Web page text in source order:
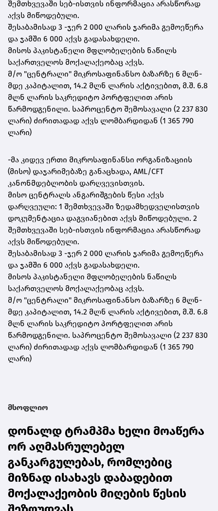
შემთხვევაში სებ-ისთვის ინფორმაცია არასწორად
აქვს მიწოდებული.
შესაბამისად 3 -ჯერ 2 000 ლარის ჯარიმა გემოეწერა
და ჯამში 6 000 აქვს გადასახდელი.
მისოს პაკისტანელი მფლობელების ნაწილს
საქართველოს მოქალაქეობაც აქვს.
მ/ო "ცენტრალი" მიკროსაფინანსო ბაზარზე 6 მლნ-
მდე კაპიტალით, 14.2 მლნ ლარის აქტივებით, მ.შ. 6.8
მლნ ლარის საკრედიტო პორტფელით არის
წარმოდგენილი. საპროცენტო შემოსავალი (2 237 830
ლარი) ძირითადად აქვს ლომბარდიდან (1 365 790
ლარი)
-მა კიდევ ერთი მიკროსაფინანსი ორგანიზაციის
(მისო) დაჯარიმებაზე განაცხადა, AML/CFT
კანონმდებლობის დარღვევისთვის.
მისო ცენტრალს ანგარიშგების წესი აქვს
დარღვეული: 1 შემთხვევაში ზედამხედველისთვის
დოკუმენტაცია დაგვიანებით აქვს მიწოდებული. 2
შემთხვევაში სებ-ისთვის ინფორმაცია არასწორად
აქვს მიწოდებული.
შესაბამისად 3 -ჯერ 2 000 ლარის ჯარიმა გემოეწერა
და ჯამში 6 000 აქვს გადასახდელი.
მისოს პაკისტანელი მფლობელების ნაწილს
საქართველოს მოქალაქეობაც აქვს.
მ/ო "ცენტრალი" მიკროსაფინანსო ბაზარზე 6 მლნ-
მდე კაპიტალით, 14.2 მლნ ლარის აქტივებით, მ.შ. 6.8
მლნ ლარის საკრედიტო პორტფელით არის
წარმოდგენილი. საპროცენტო შემოსავალი (2 237 830
ლარი) ძირითადად აქვს ლომბარდიდან (1 365 790
ლარი)
მსოფლიო
დონალდ ტრამპმა ხელი მოაწერა
ორ აღმასრულებელ
განკარგულებას, რომლებიც
მიზნად ისახავს დაბადებით
მოქალაქეობის მიღების წესის